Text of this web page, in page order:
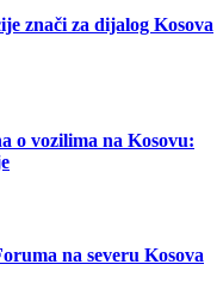
znači za dijalog Kosova
o vozilima na Kosovu:
na severu Kosova